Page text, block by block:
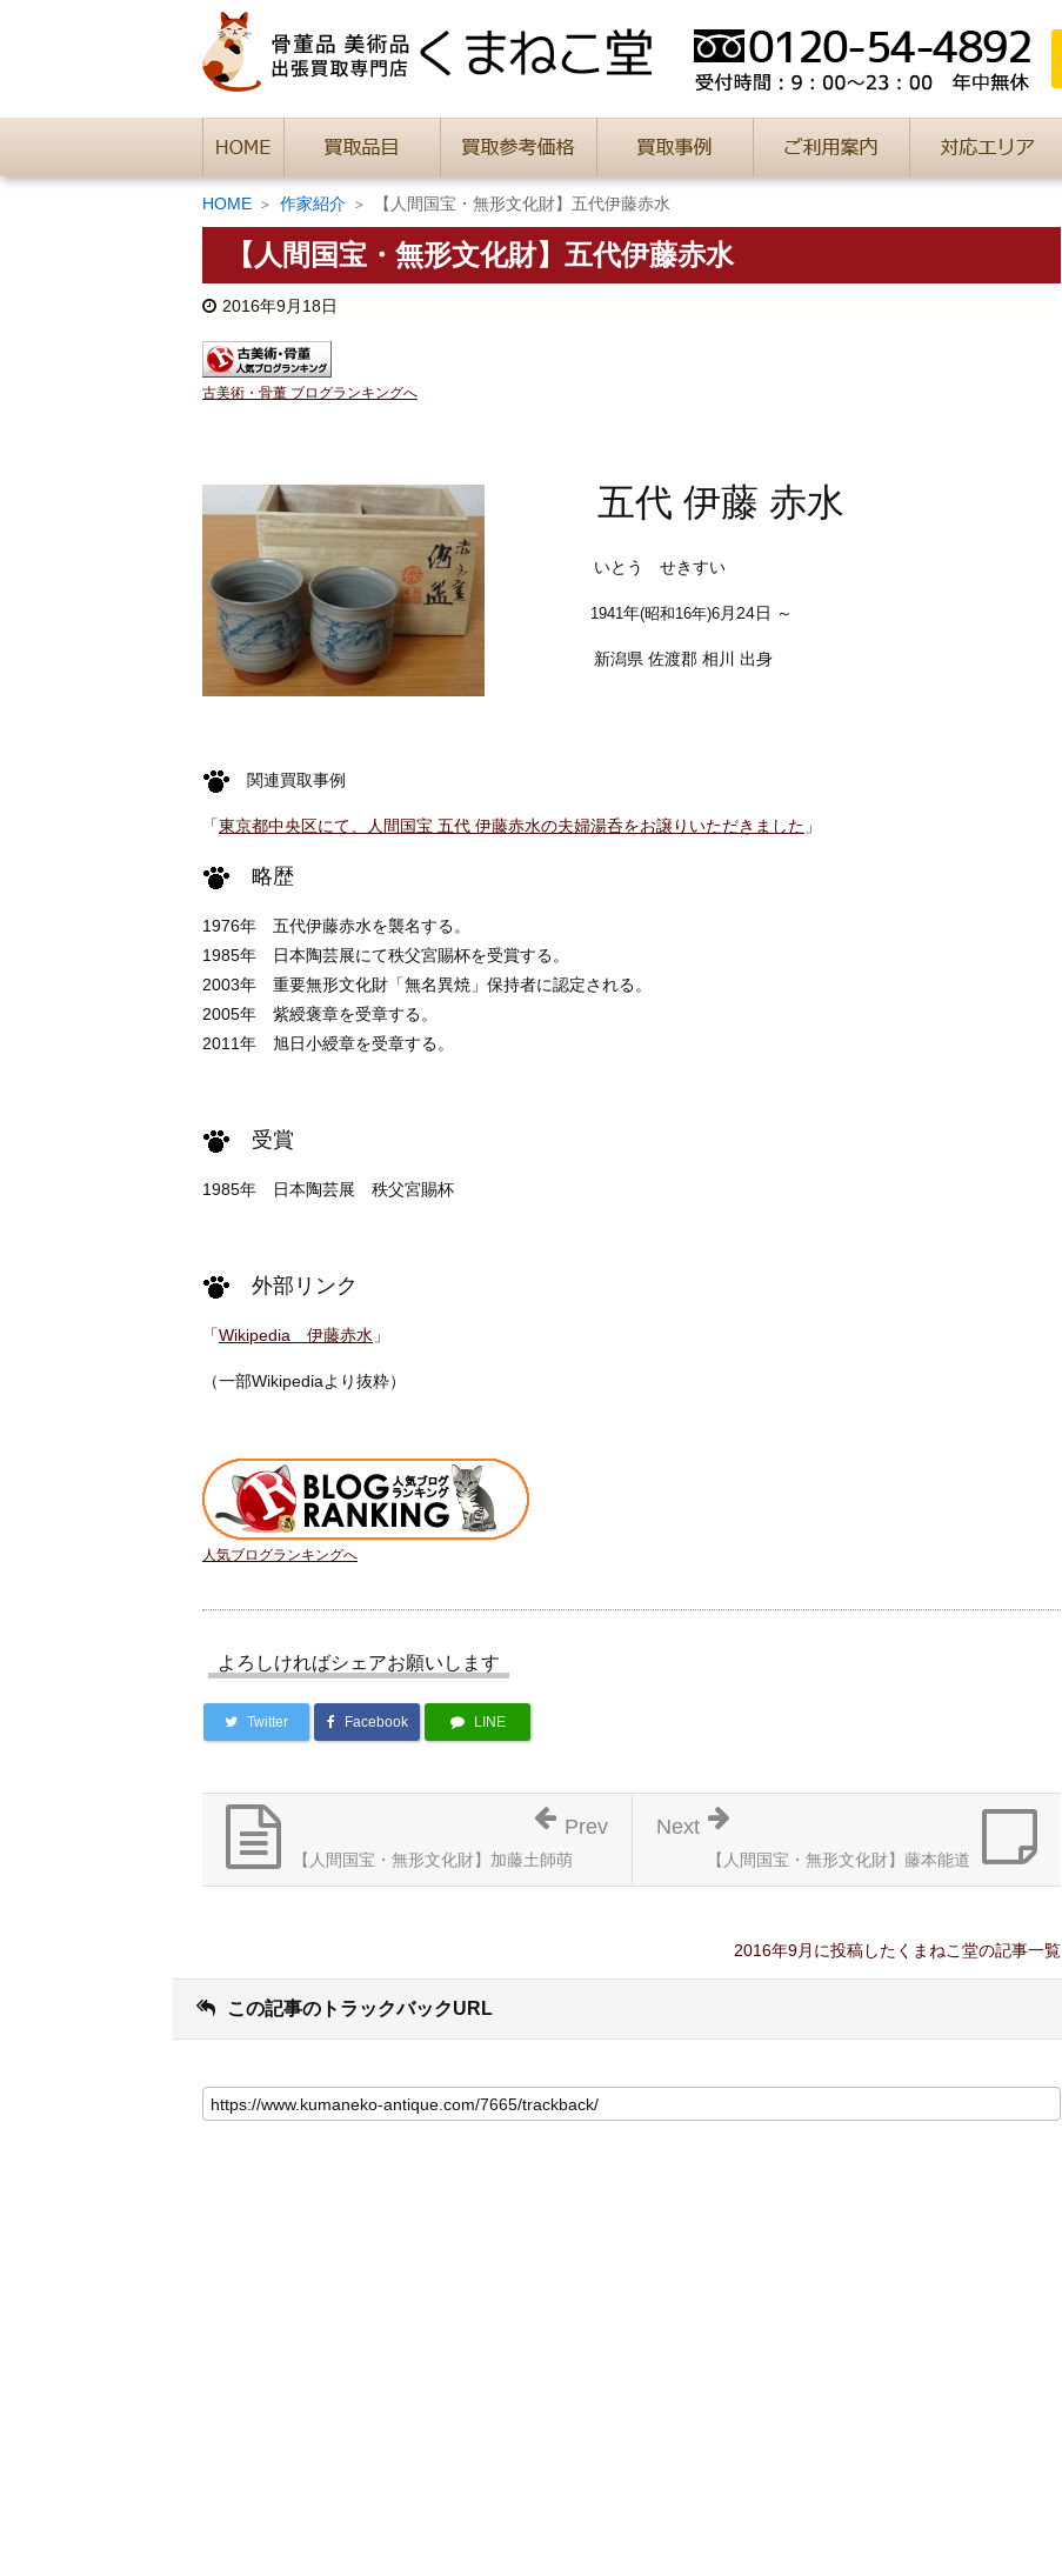
HOME 作家紹介 【人間国宝・無形文化財】五代伊藤赤水
【人間国宝・無形文化財】五代伊藤赤水
2016年9月18日
古美術・骨董 ブログランキングへ
五代 伊藤 赤水
いとう せきすい
1941年(昭和16年)6 月24日 ～
新潟県 佐渡郡 相川 出身
関連買取事例
「東京都中央区にて、人間国宝 五代 伊藤赤水の夫婦湯呑をお譲りいただきました 」
略歴
1976年 五代伊藤赤水を襲名する。
1985年 日本陶芸展にて秩父宮賜杯を受賞する。
2003年 重要無形文化財「無名異焼」保持者に認定される。
2005年 紫綬褒章を受章する。
2011年 旭日小綬章を受章する。
受賞
1985年 日本陶芸展 秩父宮賜杯
外部リンク
「Wikipedia 伊藤赤水 」
（一部Wikipediaより抜粋）
人気ブログランキングへ
よろしければシェアお願いします
Twitter Facebook LINE
【人間国宝・無形文化財】藤本能道
Next
【人間国宝・無形文化財】加藤土師萌
Prev
2016年9月に投稿したくまねこ堂の記事一覧
この記事のトラックバックURL